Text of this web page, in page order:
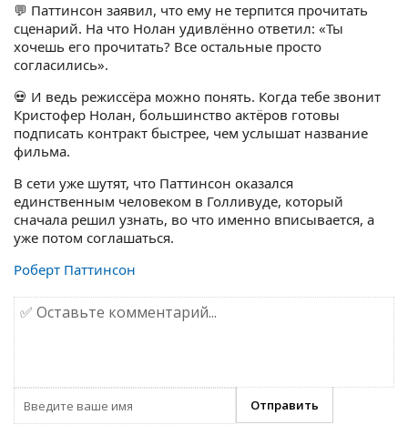
💬 Паттинсон заявил, что ему не терпится прочитать
сценарий. На что Нолан удивлённо ответил: «Ты
хочешь его прочитать? Все остальные просто
согласились».
💀 И ведь режиссёра можно понять. Когда тебе звонит
Кристофер Нолан, большинство актёров готовы
подписать контракт быстрее, чем услышат название
фильма.
В сети уже шутят, что Паттинсон оказался
единственным человеком в Голливуде, который
сначала решил узнать, во что именно вписывается, а
уже потом соглашаться.
Роберт Паттинсон